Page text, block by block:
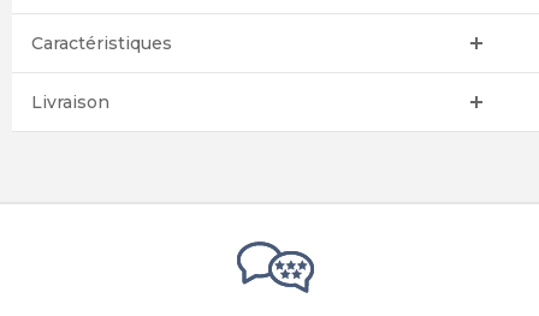
Caractéristiques
Livraison